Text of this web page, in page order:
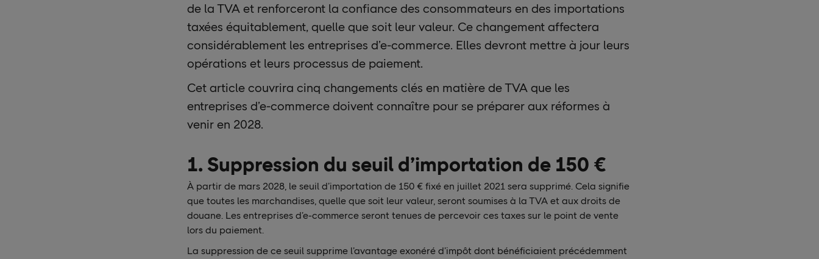
de la TVA et renforceront la confiance des consommateurs en des importations
taxées équitablement, quelle que soit leur valeur. Ce changement affectera
considérablement les entreprises d’e-commerce. Elles devront mettre à jour leurs
opérations et leurs processus de paiement.
Cet article couvrira cinq changements clés en matière de TVA que les
entreprises d’e-commerce doivent connaître pour se préparer aux réformes à
venir en 2028.
1. Suppression du seuil d’importation de 150 €
À partir de mars 2028, le seuil d’importation de 150 € fixé en juillet 2021 sera supprimé. Cela signifie
que toutes les marchandises, quelle que soit leur valeur, seront soumises à la TVA et aux droits de
douane. Les entreprises d’e-commerce seront tenues de percevoir ces taxes sur le point de vente
lors du paiement.
La suppression de ce seuil supprime l’avantage exonéré d’impôt dont bénéficiaient précédemment